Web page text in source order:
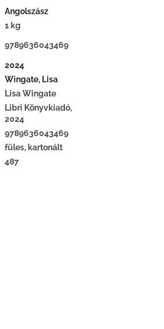
Angolszász
1 kg
9789636043469
2024
Wingate, Lisa
Lisa Wingate
Libri Könyvkiadó,
2024
9789636043469
füles, kartonált
487